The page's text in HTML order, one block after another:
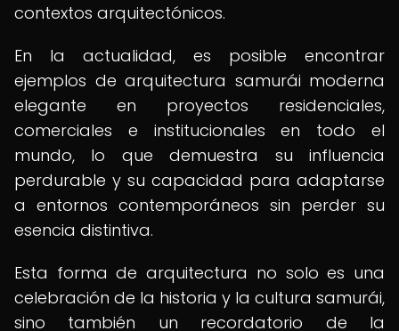
contextos arquitectónicos.
En la actualidad, es posible encontrar
ejemplos de arquitectura samurái moderna
elegante en proyectos residenciales,
comerciales e institucionales en todo el
mundo, lo que demuestra su influencia
perdurable y su capacidad para adaptarse
a entornos contemporáneos sin perder su
esencia distintiva.
Esta forma de arquitectura no solo es una
celebración de la historia y la cultura samurái,
sino también un recordatorio de la